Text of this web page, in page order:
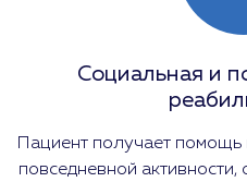
Социальная и
Пациент получает помощь
повседневной